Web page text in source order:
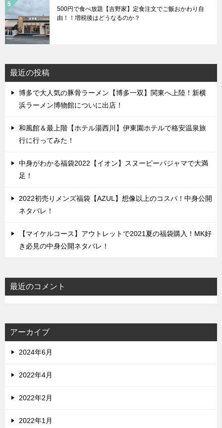
500円で食べ放題【吉野家】定食注文でご飯おかわり自
由！！増税後はどうなるのか？
最近の投稿
博多で大人気の豚骨ラーメン【博多一双】関東へ上陸！新横
浜ラーメン博物館についに出店！
和風館＆最上階【ホテル湯西川】伊東園ホテルで格安温泉旅
行に行ってみた！
中身がわかる福袋2022【イオン】スヌーピーパジャマで大満
足！
2022初売りメンズ福袋【AZUL】想像以上のコスパ！中身公開
ネタバレ！
【マイケルコース】アウトレットで2021夏の福袋購入！MK好
き必見の中身公開ネタバレ！
最近のコメント
アーカイブ
2024年6月
2022年4月
2022年2月
2022年1月